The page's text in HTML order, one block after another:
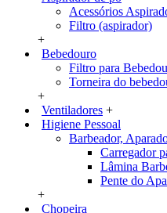
Acessórios
Filtro (aspirador)
+
Bebedouro
Filtro para
Torneira do
+
Ventiladores +
Higiene Pessoal
Barbeador,
Carregador
Lâmina
Pente do
+
Chopeira